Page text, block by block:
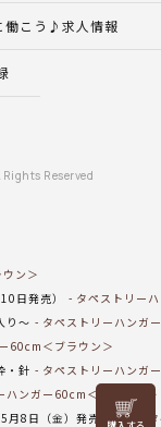
リリヤン
働こう♪求人情報
Rights Reserved
ン＞
日発売）
タペストリー
り～
タペストリーハンガ
60cm＜ブラウン＞
・針
タペストリーハンガ
ハンガー60cm＜ブラウン＞
5月8日（金）発売の商品